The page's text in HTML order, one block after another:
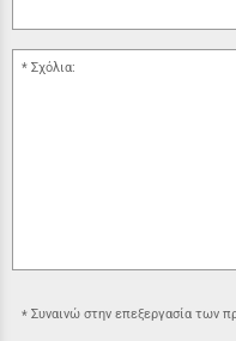
Σχόλια:
Συναινώ στην επεξεργασία των